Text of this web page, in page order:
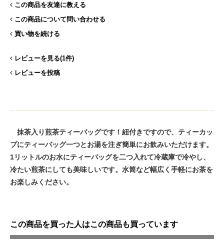
この商品を友達に教える
この商品について問い合わせる
買い物を続ける
レビューを見る(1件)
レビューを投稿
抹茶入り煎茶ティーバッグです！紐付きですので、ティーカッ
プにティーバッグ一つとお湯を注ぎ簡単にお飲みいただけます。
1リットルのお水にティーバッグを二つ入れて冷蔵庫で冷やし、
冷たい煎茶にしても美味しいです。水筒など幅広く手軽にお茶を
お楽しみください。
この商品を買った人はこの商品も買っています